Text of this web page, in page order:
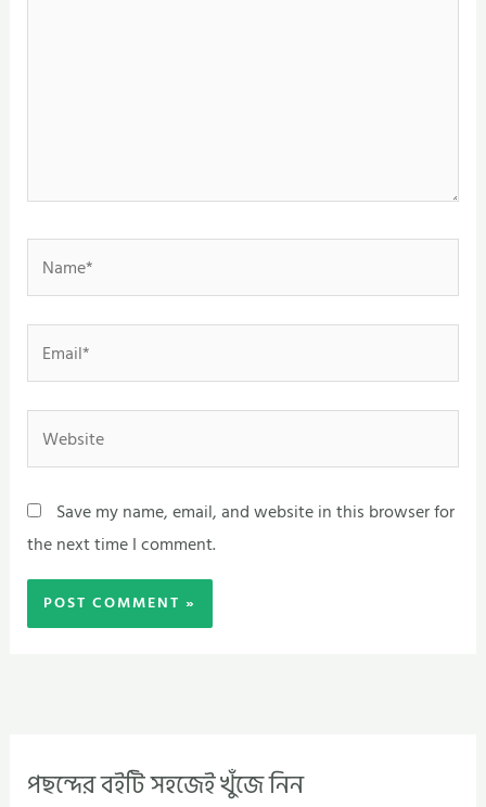
Name*
Email*
Website
Save my name, email, and website in this browser for
the next time I comment.
পছন্দের বইটি সহজেই খুঁজে নিন